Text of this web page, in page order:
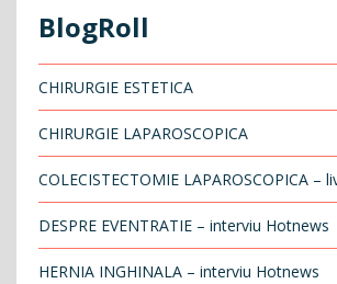
BlogRoll
CHIRURGIE ESTETICA
CHIRURGIE LAPAROSCOPICA
COLECISTECTOMIE LAPAROSCOPICA –
DESPRE EVENTRATIE – interviu Hotnews
HERNIA INGHINALA – interviu Hotnews